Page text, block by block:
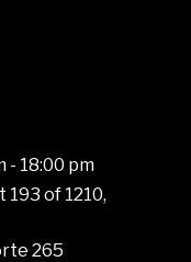
- 18:00 pm
of 1210,
265